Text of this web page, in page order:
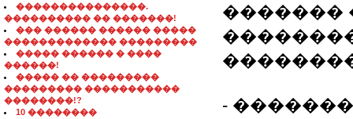
���������������.
���������� �� �������!
��� ������ ������ �����
������������� ���������
����� ������ � ����
������!
����� �� ���������
��������� �����������
��������!?
10 ��������
�������
-